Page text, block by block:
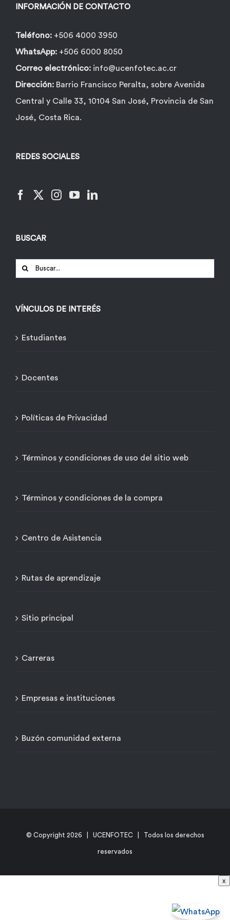
de
producto
INFORMACIÓN DE CONTACTO
Teléfono: +506 4000 3950
WhatsApp: +506 6000 8050
Correo electrónico: info@ucenfotec.ac.cr
Dirección: Barrio Francisco Peralta, sobre Avenida
Central y Calle 33, 10104 San José, Provincia de San
José, Costa Rica.
REDES SOCIALES
BUSCAR
Buscar:
VÍNCULOS DE INTERÉS
Estudiantes
Docentes
Políticas de Privacidad
Términos y condiciones de uso del sitio web
Términos y condiciones de la compra
Centro de Asistencia
Rutas de aprendizaje
Sitio principal
Carreras
Empresas e instituciones
Buzón comunidad externa
© Copyright 2026 | UCENFOTEC | Todos los derechos
reservados
x